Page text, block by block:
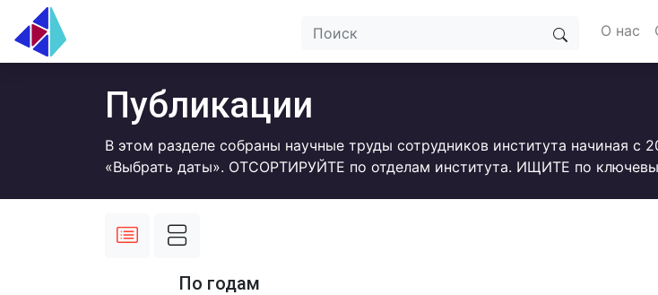
О нас
Публикации
В этом разделе собраны научные труды сотрудников института начиная
«Выбрать даты». ОТСОРТИРУЙТЕ по отделам института. ИЩИТЕ по
По годам